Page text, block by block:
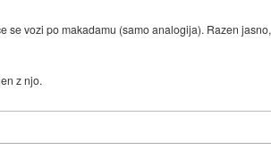
se vozi po makadamu (samo analogija). Razen jasno,
z njo.